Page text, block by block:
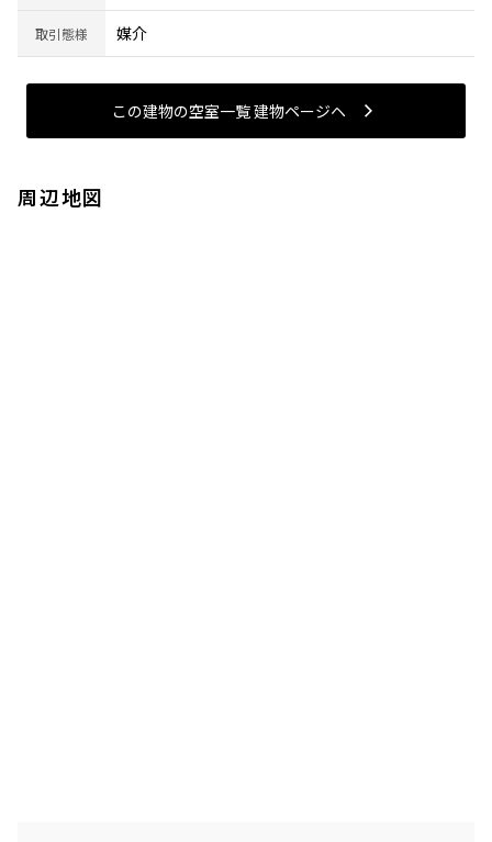
取引態様 媒介
この建物の空室一覧 建物ページヘ
周辺地図